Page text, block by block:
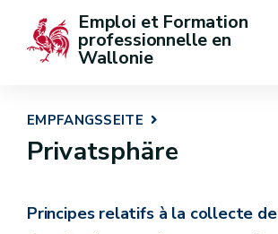
Emploi et Formation
professionnelle en
Wallonie
EMPFANGSSEITE
Privatsphäre
Principes relatifs à la collecte de